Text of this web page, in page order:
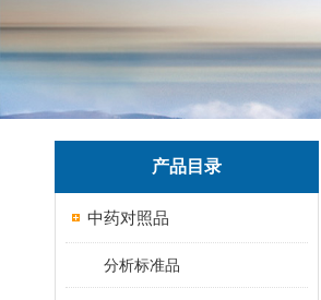
产品目录
中药对照品
分析标准品